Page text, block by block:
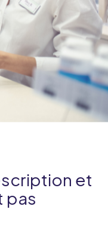
et
pas